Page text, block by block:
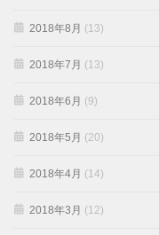
2018年8月 (13)
2018年7月 (13)
2018年6月 (9)
2018年5月 (20)
2018年4月 (14)
2018年3月 (12)